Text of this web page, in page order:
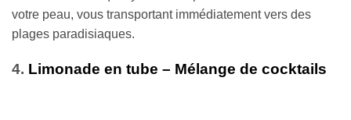
votre peau, vous transportant immédiatement vers des
plages paradisiaques.
4. Limonade en tube – Mélange de cocktails